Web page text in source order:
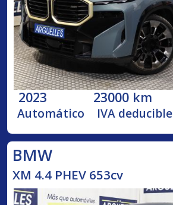
2023 23000 km
Automático IVA deducible
BMW
XM 4.4 PHEV 653cv